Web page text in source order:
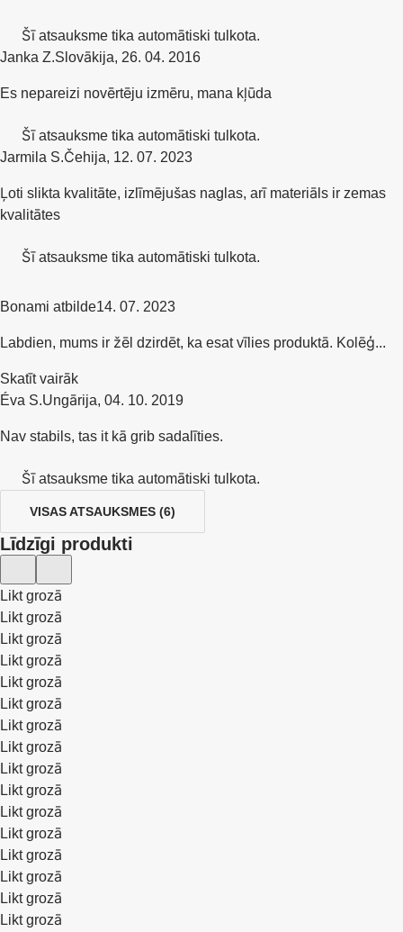
Šī atsauksme tika automātiski tulkota.
Janka Z.Slovākija, 26. 04. 2016
Es nepareizi novērtēju izmēru, mana kļūda
Šī atsauksme tika automātiski tulkota.
Jarmila S.Čehija, 12. 07. 2023
Ļoti slikta kvalitāte, izlīmējušas naglas, arī materiāls ir zemas
kvalitātes
Šī atsauksme tika automātiski tulkota.
Bonami atbilde14. 07. 2023
Labdien, mums ir žēl dzirdēt, ka esat vīlies produktā. Kolēģ...
Skatīt vairāk
Éva S.Ungārija, 04. 10. 2019
Nav stabils, tas it kā grib sadalīties.
Šī atsauksme tika automātiski tulkota.
VISAS ATSAUKSMES (6)
Līdzīgi produkti
Likt grozā
Likt grozā
Likt grozā
Likt grozā
Likt grozā
Likt grozā
Likt grozā
Likt grozā
Likt grozā
Likt grozā
Likt grozā
Likt grozā
Likt grozā
Likt grozā
Likt grozā
Likt grozā